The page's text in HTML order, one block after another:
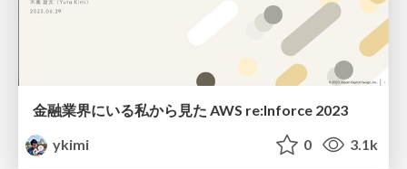
金融業界にいる私から見た AWS re:Inforce 2023
ykimi
0 3.1k